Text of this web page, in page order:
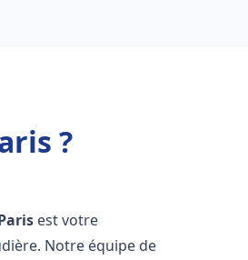
?
est votre
Notre équipe de